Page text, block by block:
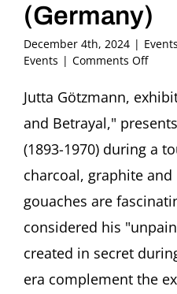
(Germany)
December 4th, 2024 | Events
Events | Comments Offon
Tour
Haus
Jutta Götzmann,
and Betrayal,"
(1893-1970) during a
charcoal, graphite
gouaches are
considered his
created in secret
era complement the